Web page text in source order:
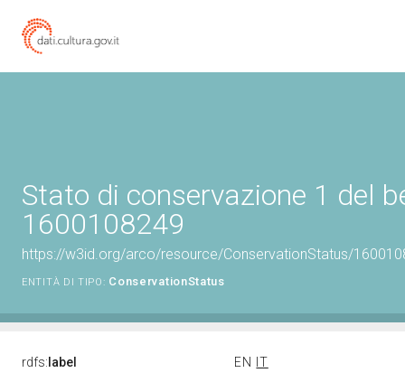
Stato di conservazione 1 del
1600108249
https://w3id.org/arco/resource/ConservationStatus/
ENTITÀ DI TIPO: ConservationStatus
rdfs: label EN
IT